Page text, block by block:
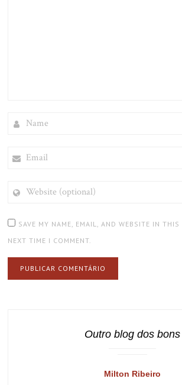
(OPTIONAL)
SAVE MY NAME, EMAIL, AND WEBSITE IN THIS
NEXT TIME I COMMENT.
Outro blog dos bons
Milton Ribeiro